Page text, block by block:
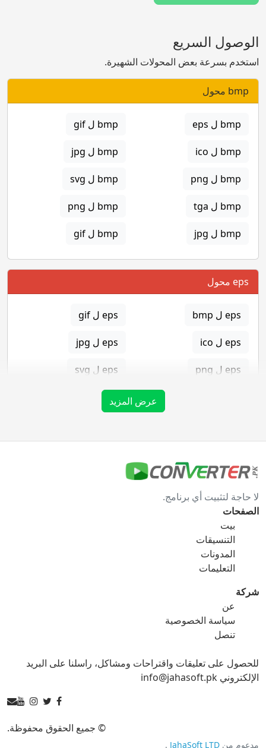
الوصول السريع
استخدم بسرعة بعض المحولات الشهيرة.
bmp محول
bmp ل eps bmp ل gif
bmp ل ico bmp ل jpg
bmp ل png bmp ل svg
bmp ل tga bmp ل png
bmp ل jpg bmp ل gif
eps محول
eps ل bmp eps ل gif
eps ل ico eps ل jpg
eps ل png eps ل svg
gif محول
gif ل bmp
gif ل ico
gif ل png
gif ل tga
ico ل bmp
ico ل gif ico ل jpg
عرض المزيد
لا حاجة لتثبيت أي برنامج.
الصفحات
بيت
التنسيقات
المدونات
التعليمات
شركة
عن
سياسة الخصوصية
تنصل
للحصول على تعليقات واقتراحات ومشاكل، راسلنا على البريد
الإلكتروني info@jahasoft.pk
© جميع الحقوق محفوظة.
مدعوم من JahaSoft LTD
.